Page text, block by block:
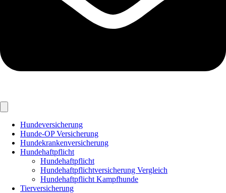
Hundeversicherung
Hunde-OP Versicherung
Hundekrankenversicherung
Hundehaftpflicht
Hundehaftpflicht
Hundehaftpflichtversicherung Vergleich
Hundehaftpflicht Kampfhunde
Tierversicherung